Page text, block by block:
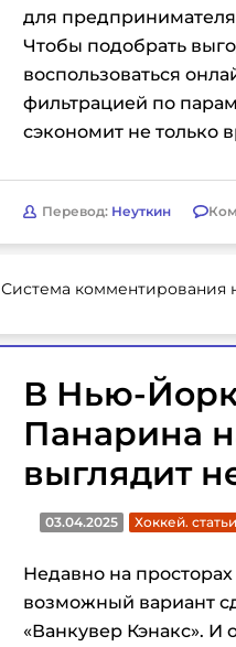
для
Чтобы подобрать
воспользоваться
фильтрацией по
сэкономит не только
Перевод: Неуткин
Система комментирования
В Нью-
Панарина
выглядит
03.04.2025 Хоккей. статьи
Недавно на
возможный вариант
«Ванкувер Кэнакс». И